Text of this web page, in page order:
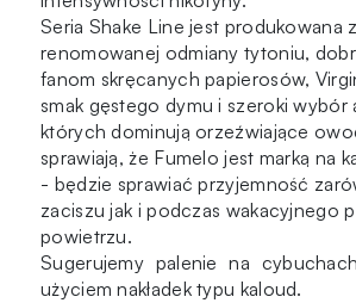
Seria Shake Line jest produkowana
renomowanej odmiany tytoniu,
fanom skręcanych papierosów,
smak gęstego dymu i szeroki
których dominują orzeźwiające
sprawiają, że Fumelo jest marką na
- będzie sprawiać przyjemność
zaciszu jak i podczas wakacyjnego
powietrzu.
Sugerujemy palenie na
użyciem nakładek typu kaloud.